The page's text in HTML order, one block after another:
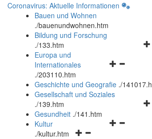
Coronavirus: Aktuelle Informationen
Bauen und Wohnen
./bauenundwohnen.htm
Bildung und Forschung
./133.htm
und
schließen
Europa und
Internationales
./203110.htm
Geschichte und Geografie ./
Gesellschaft und Soziales
./139.htm
Gesundheit ./141.htm
Navigationsmenü
Kultur
./kultur.htm